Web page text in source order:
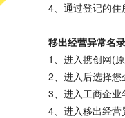
4、通过登记的住
移出经营异常名录
1、进入携创网(
2、进入后选择您
3、进入工商企业
4、进入移出经营